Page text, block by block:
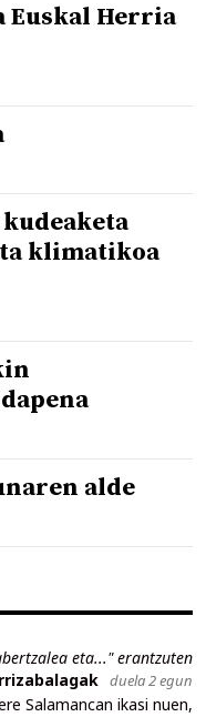
Euskal Herria
klimatikoa
alde
eta..." erantzuten
duela 2 egun
Salamancan ikasi nuen,